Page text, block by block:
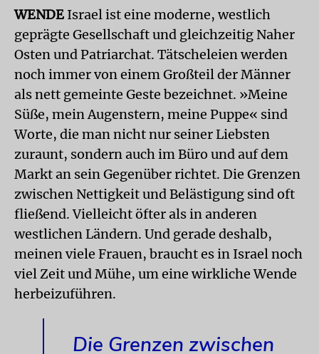
WENDE Israel ist eine moderne, westlich
geprägte Gesellschaft und gleichzeitig Naher
Osten und Patriarchat. Tätscheleien werden
noch immer von einem Großteil der Männer
als nett gemeinte Geste bezeichnet. »Meine
Süße, mein Augenstern, meine Puppe« sind
Worte, die man nicht nur seiner Liebsten
zuraunt, sondern auch im Büro und auf dem
Markt an sein Gegenüber richtet. Die Grenzen
zwischen Nettigkeit und Belästigung sind oft
fließend. Vielleicht öfter als in anderen
westlichen Ländern. Und gerade deshalb,
meinen viele Frauen, braucht es in Israel noch
viel Zeit und Mühe, um eine wirkliche Wende
herbeizuführen.
Die Grenzen zwischen